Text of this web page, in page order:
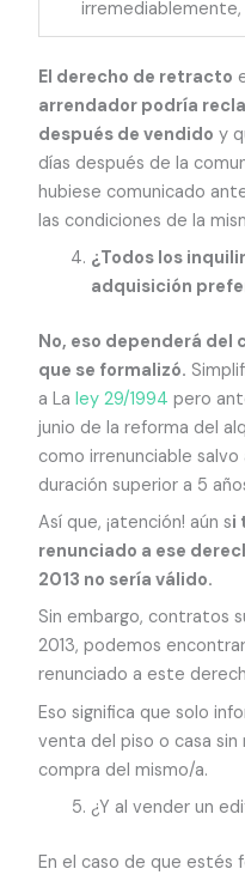
El derecho de retracto
arrendador podría
después de vendido y
días después de la
hubiese comunicado
las condiciones de la
¿Todos los
adquisición
No, eso dependerá del
que se formalizó.
a Laley 29/1994 pero
junio de la reforma del
como irrenunciable
duración superior a 5
Así que, ¡atención! aún si
renunciado a ese
2013 no sería válido.
Sin embargo, contratos
2013, podemos
renunciado a este
Eso significa que solo
venta del piso o casa
compra del mismo/a.
¿Y al vender un
En el caso de que estés